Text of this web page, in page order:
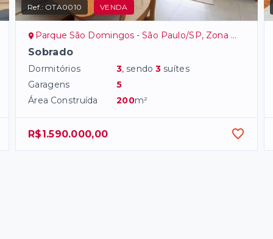
Ref.: OTA0010 VENDA
Parque São Domingos - São Paulo/SP, Zona Oeste
Sobrado
Dormitórios 3, sendo3 suítes
Garagens
5
Área Construída
200m²
R$1.590.000,00